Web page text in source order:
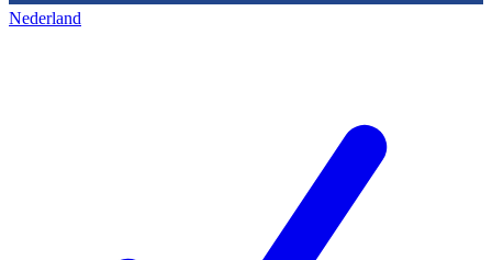
Nederland